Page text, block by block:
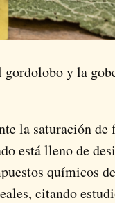
y la
la saturación de
está lleno de
químicos
citando